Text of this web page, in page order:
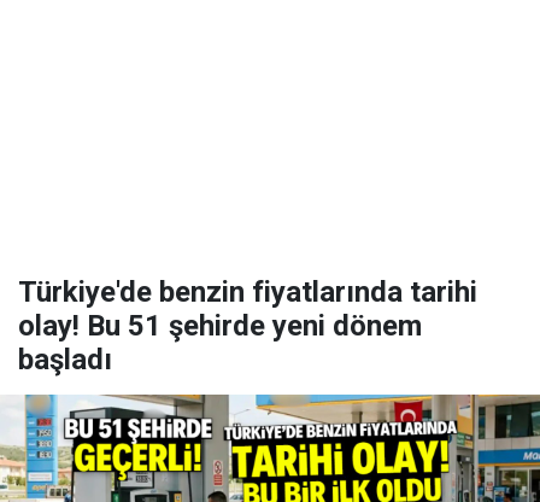
Türkiye'de benzin fiyatlarında tarihi
olay! Bu 51 şehirde yeni dönem
başladı